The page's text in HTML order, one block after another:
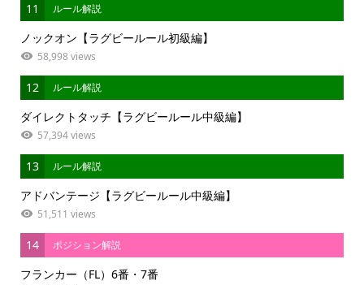
11 ルール解説
ノックオン【ラグビールール初級編】
58,998 views
12 ルール解説
ダイレクトタッチ【ラグビールール中級編】
57,394 views
13 ルール解説
アドバンテージ【ラグビールール中級編】
51,511 views
14 ポジション解説
フランカー（FL）6番・7番